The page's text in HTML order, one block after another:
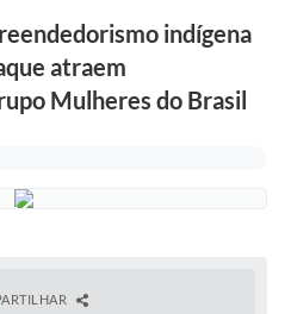
indígena
atraem
Mulheres do Brasil